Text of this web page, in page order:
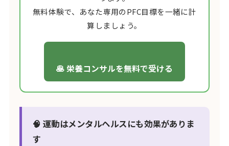
無料体験で、あなた専用のPFC目標を一緒に計
算しましょう。
🥞 栄養コンサルを無料で受ける
🧠 運動はメンタルヘルスにも効果がありま
す